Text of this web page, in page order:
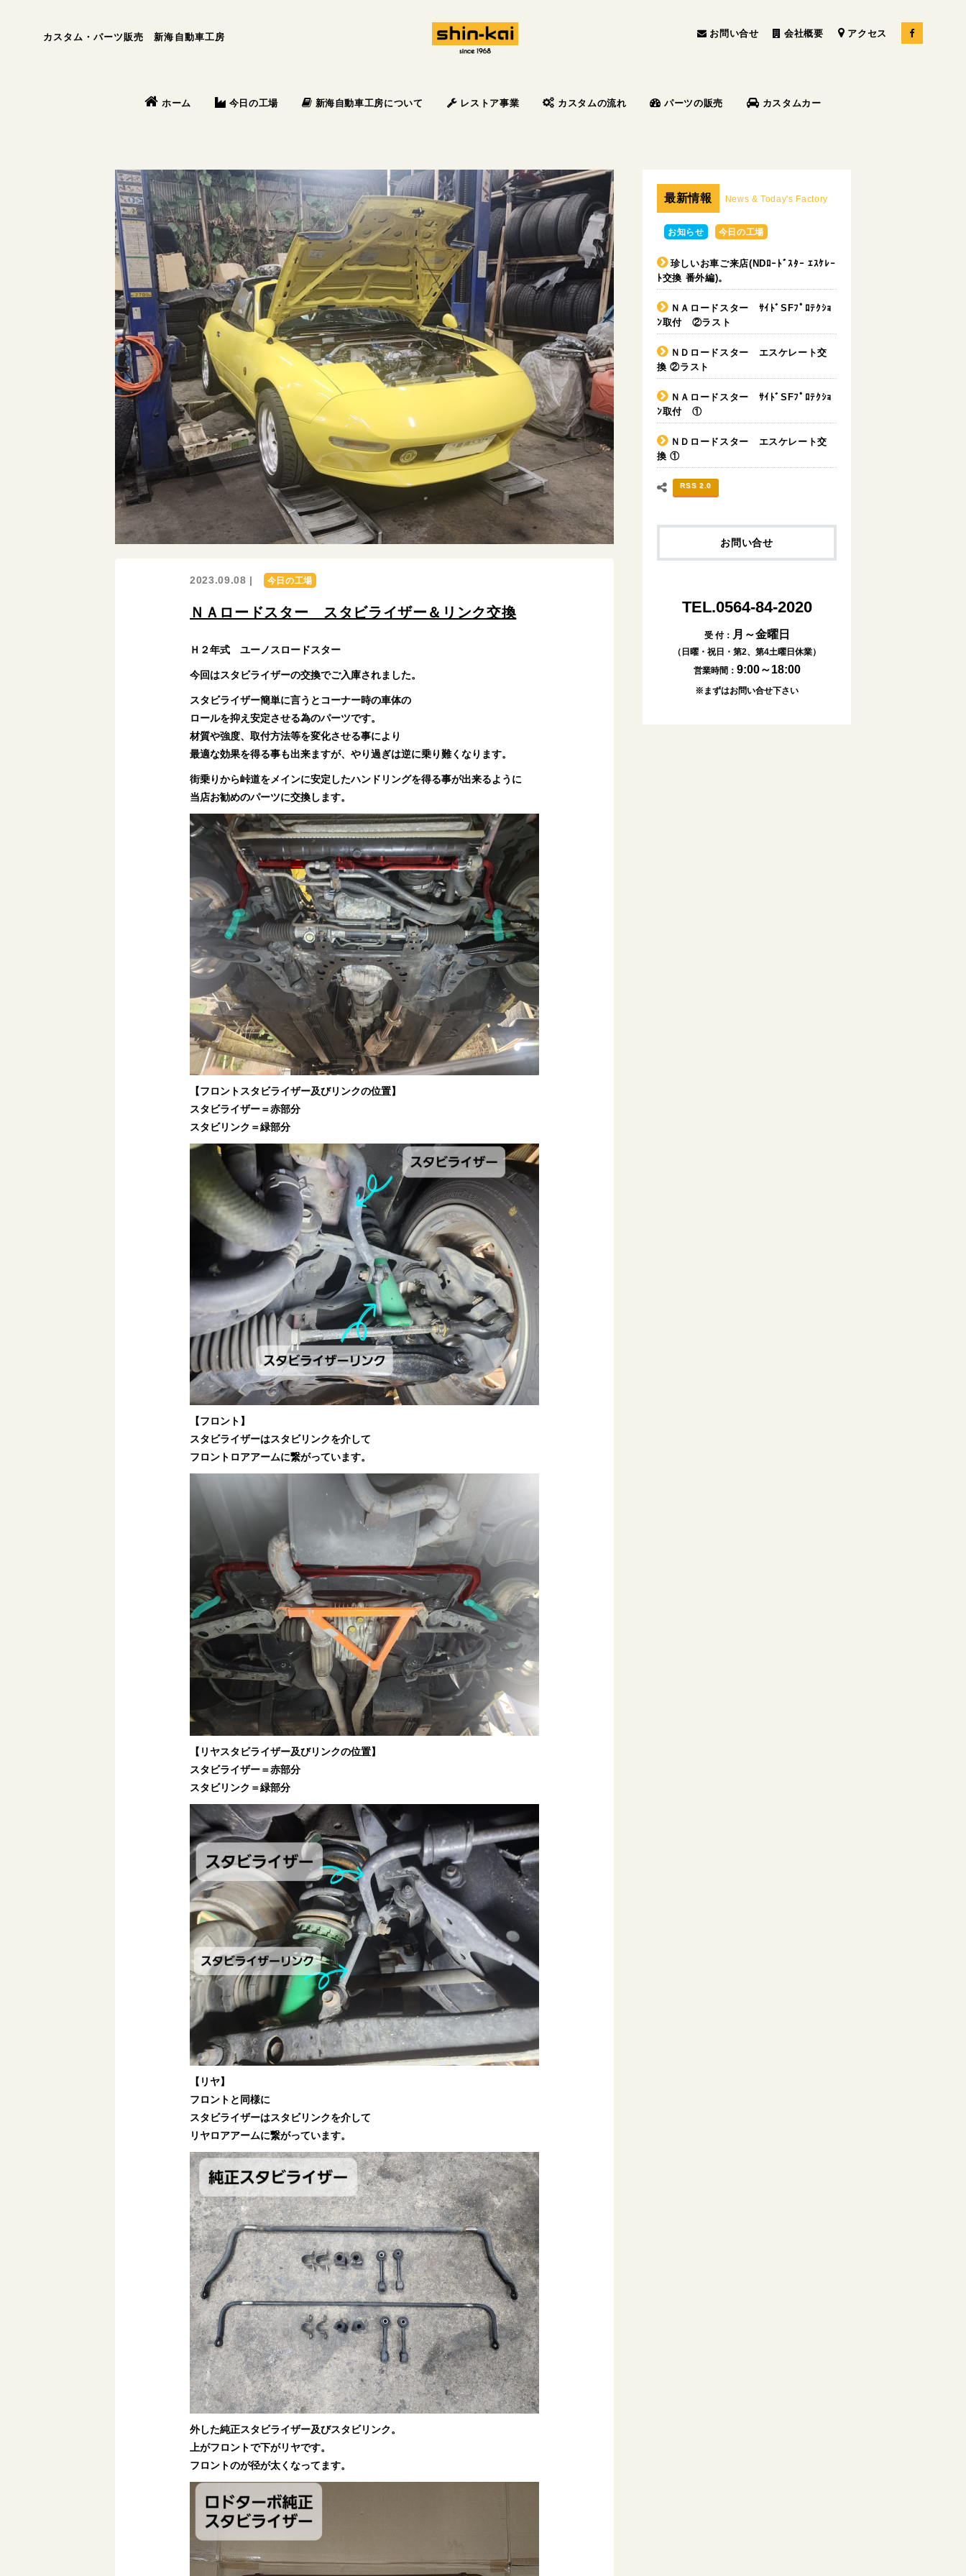
カスタム・パーツ販売 新海自動車工房 お問い合せ 会社概要 アクセス
ホーム 今日の工場 新海自動車工房について レストア事業 カスタムの流れ パーツの販売 カスタムカー
2023.09.08 | 今日の工場
ＮＡロードスター スタビライザー＆リンク交換
Ｈ２年式 ユーノスロードスター
今回はスタビライザーの交換でご入庫されました。
スタビライザー簡単に言うとコーナー時の車体の
ロールを抑え安定させる為のパーツです。
材質や強度、取付方法等を変化させる事により
最適な効果を得る事も出来ますが、やり過ぎは逆に乗り難くなります。
街乗りから峠道をメインに安定したハンドリングを得る事が出来るように
当店お勧めのパーツに交換します。
【フロントスタビライザー及びリンクの位置】
スタビライザー＝赤部分
スタビリンク＝緑部分
【フロント】
スタビライザーはスタビリンクを介して
フロントロアアームに繋がっています。
【リヤスタビライザー及びリンクの位置】
スタビライザー＝赤部分
スタビリンク＝緑部分
【リヤ】
フロントと同様に
スタビライザーはスタビリンクを介して
リヤロアアームに繋がっています。
外した純正スタビライザー及びスタビリンク。
上がフロントで下がリヤです。
フロントのが径が太くなってます。
最新情報 News & Today's Factory
お知らせ 今日の工場
珍しいお車ご来店(NDﾛｰﾄﾞｽﾀｰ ｴｽｹﾚｰ
ﾄ交換 番外編)。
ＮＡロードスター ｻｲﾄﾞSFﾌﾟﾛﾃｸｼｮ
ﾝ取付 ②ラスト
ＮＤロードスター エスケレート交
換 ②ラスト
ＮＡロードスター ｻｲﾄﾞSFﾌﾟﾛﾃｸｼｮ
ﾝ取付 ①
ＮＤロードスター エスケレート交
換 ①
RSS 2.0
お問い合せ
TEL.0564-84-2020
受 付： 月～金曜日
（日曜・祝日・第2、第4土曜日休業）
営業時間： 9:00～18:00
※まずはお問い合せ下さい